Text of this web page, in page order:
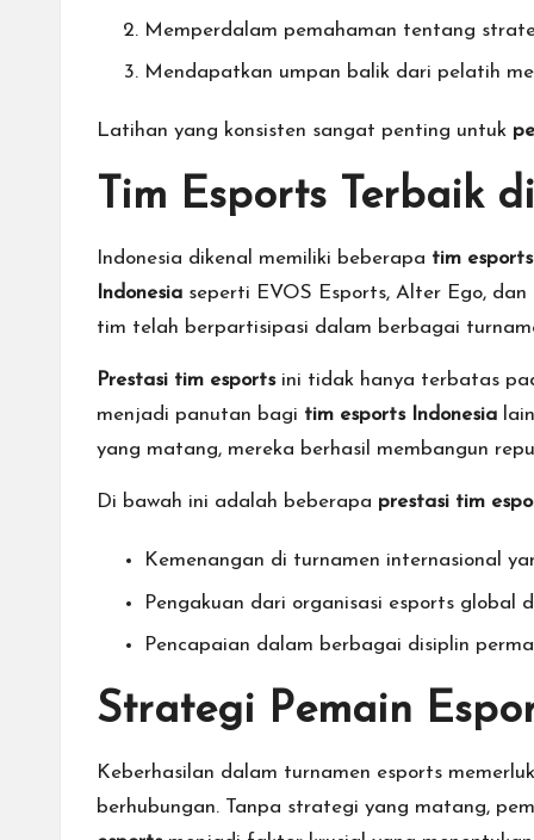
Memperdalam pemahaman tentang
Mendapatkan umpan balik dari pelatih
Latihan yang konsisten sangat penting untuk
Tim Esports Terbaik
Indonesia dikenal memiliki beberapa tim
Indonesia seperti EVOS Esports, Alter Ego,
tim telah berpartisipasi dalam berbagai
Prestasi tim esportsini tidak hanya terbatas
menjadi panutan bagi tim esports Indonesia
yang matang, mereka berhasil membangun
Di bawah ini adalah beberapa prestasi tim
Kemenangan di turnamen internasional
Pengakuan dari organisasi esports global
Pencapaian dalam berbagai disiplin
Strategi Pemain
Keberhasilan dalam turnamen esports
berhubungan. Tanpa strategi yang matang,